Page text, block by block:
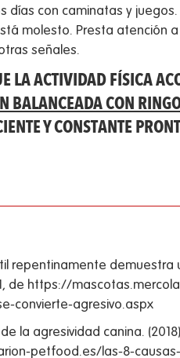
días con caminatas y
molesto. Presta atención
señales.
LA ACTIVIDAD FÍSICA
BALANCEADA CON RINGO
Y CONSTANTE
repentinamente demuestra
de https://
convierte-agresivo.aspx
la agresividad canina.
petfood.es/las-8-